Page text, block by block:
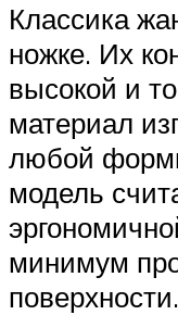
Классика
ножке. Их
высокой и
материал
любой
модель
минимум
поверхности.